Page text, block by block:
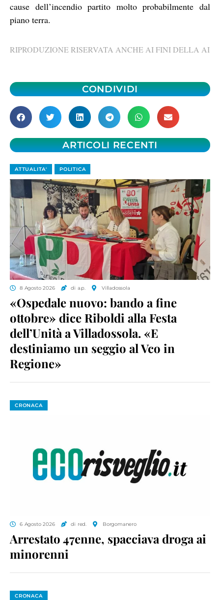
cause dell’incendio partito molto probabilmente dal
piano terra.
RIPRODUZIONE RISERVATA ANCHE AI FINI DELLA AI
CONDIVIDI
ARTICOLI RECENTI
ATTUALITA' POLITICA
8 Agosto 2026 di a.p. Villadossola
«Ospedale nuovo: bando a fine
ottobre» dice Riboldi alla Festa
dell’Unità a Villadossola. «E
destiniamo un seggio al Vco in
Regione»
CRONACA
6 Agosto 2026 di red. Borgomanero
Arrestato 47enne, spacciava droga ai
minorenni
CRONACA